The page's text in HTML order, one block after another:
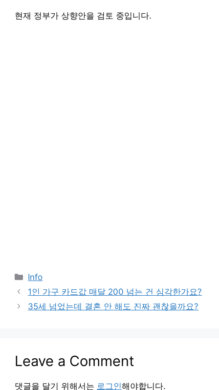
현재 정부가 상향안을 검토 중입니다.
Categories
Info
1인 가구 카드값 매달 200 넘는 건 심각한가요?
35세 넘었는데 결혼 안 해도 진짜 괜찮을까요?
Leave a Comment
댓글을 달기 위해서는 로그인해야합니다.